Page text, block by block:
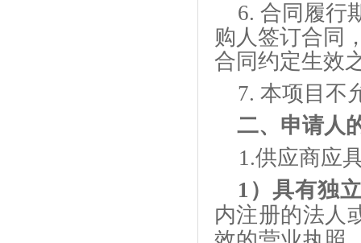
6. 合同履行
购人签订合同
合同约定生效
7. 本项目不
二、 申请人
1.供应商应
1）具有独
内注册的法人